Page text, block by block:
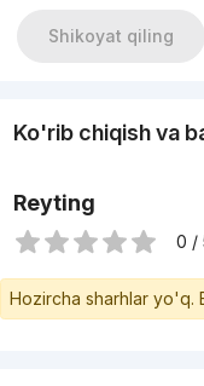
Shikoyat qiling
Ko'rib chiqish va
Reyting
0 /
Hozircha sharhlar yo'q.